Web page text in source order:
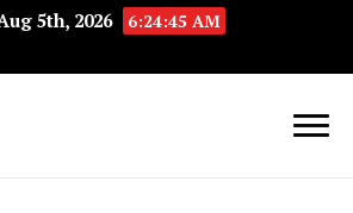
5th, 2026 6:24:46 AM